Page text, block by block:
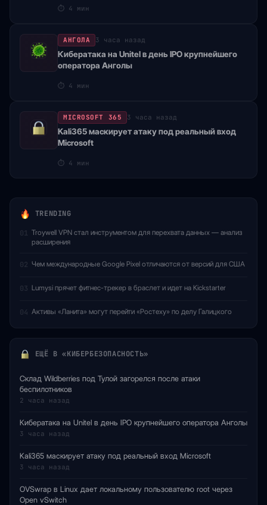
⏱ 4 мин
АНГОЛА 3 часа назад
Кибератака на Unitel в день IPO крупнейшего
оператора Анголы
⏱ 4 мин
MICROSOFT 365 3 часа назад
Kali365 маскирует атаку под реальный вход
Microsoft
⏱ 4 мин
TRENDING
01 Troywell VPN стал инструментом для перехвата данных — анализ
расширения
02 Чем международные Google Pixel отличаются от версий для США
03 Lumysi прячет фитнес-трекер в браслет и идет на Kickstarter
04 Активы «Ланита» могут перейти «Ростеху» по делу Галицкого
ЕЩЁ В «КИБЕРБЕЗОПАСНОСТЬ»
Склад Wildberries под Тулой загорелся после атаки
беспилотников
2 часа назад
Кибератака на Unitel в день IPO крупнейшего оператора Анголы
3 часа назад
Kali365 маскирует атаку под реальный вход Microsoft
3 часа назад
OVSwrap в Linux дает локальному пользователю root через
Open vSwitch